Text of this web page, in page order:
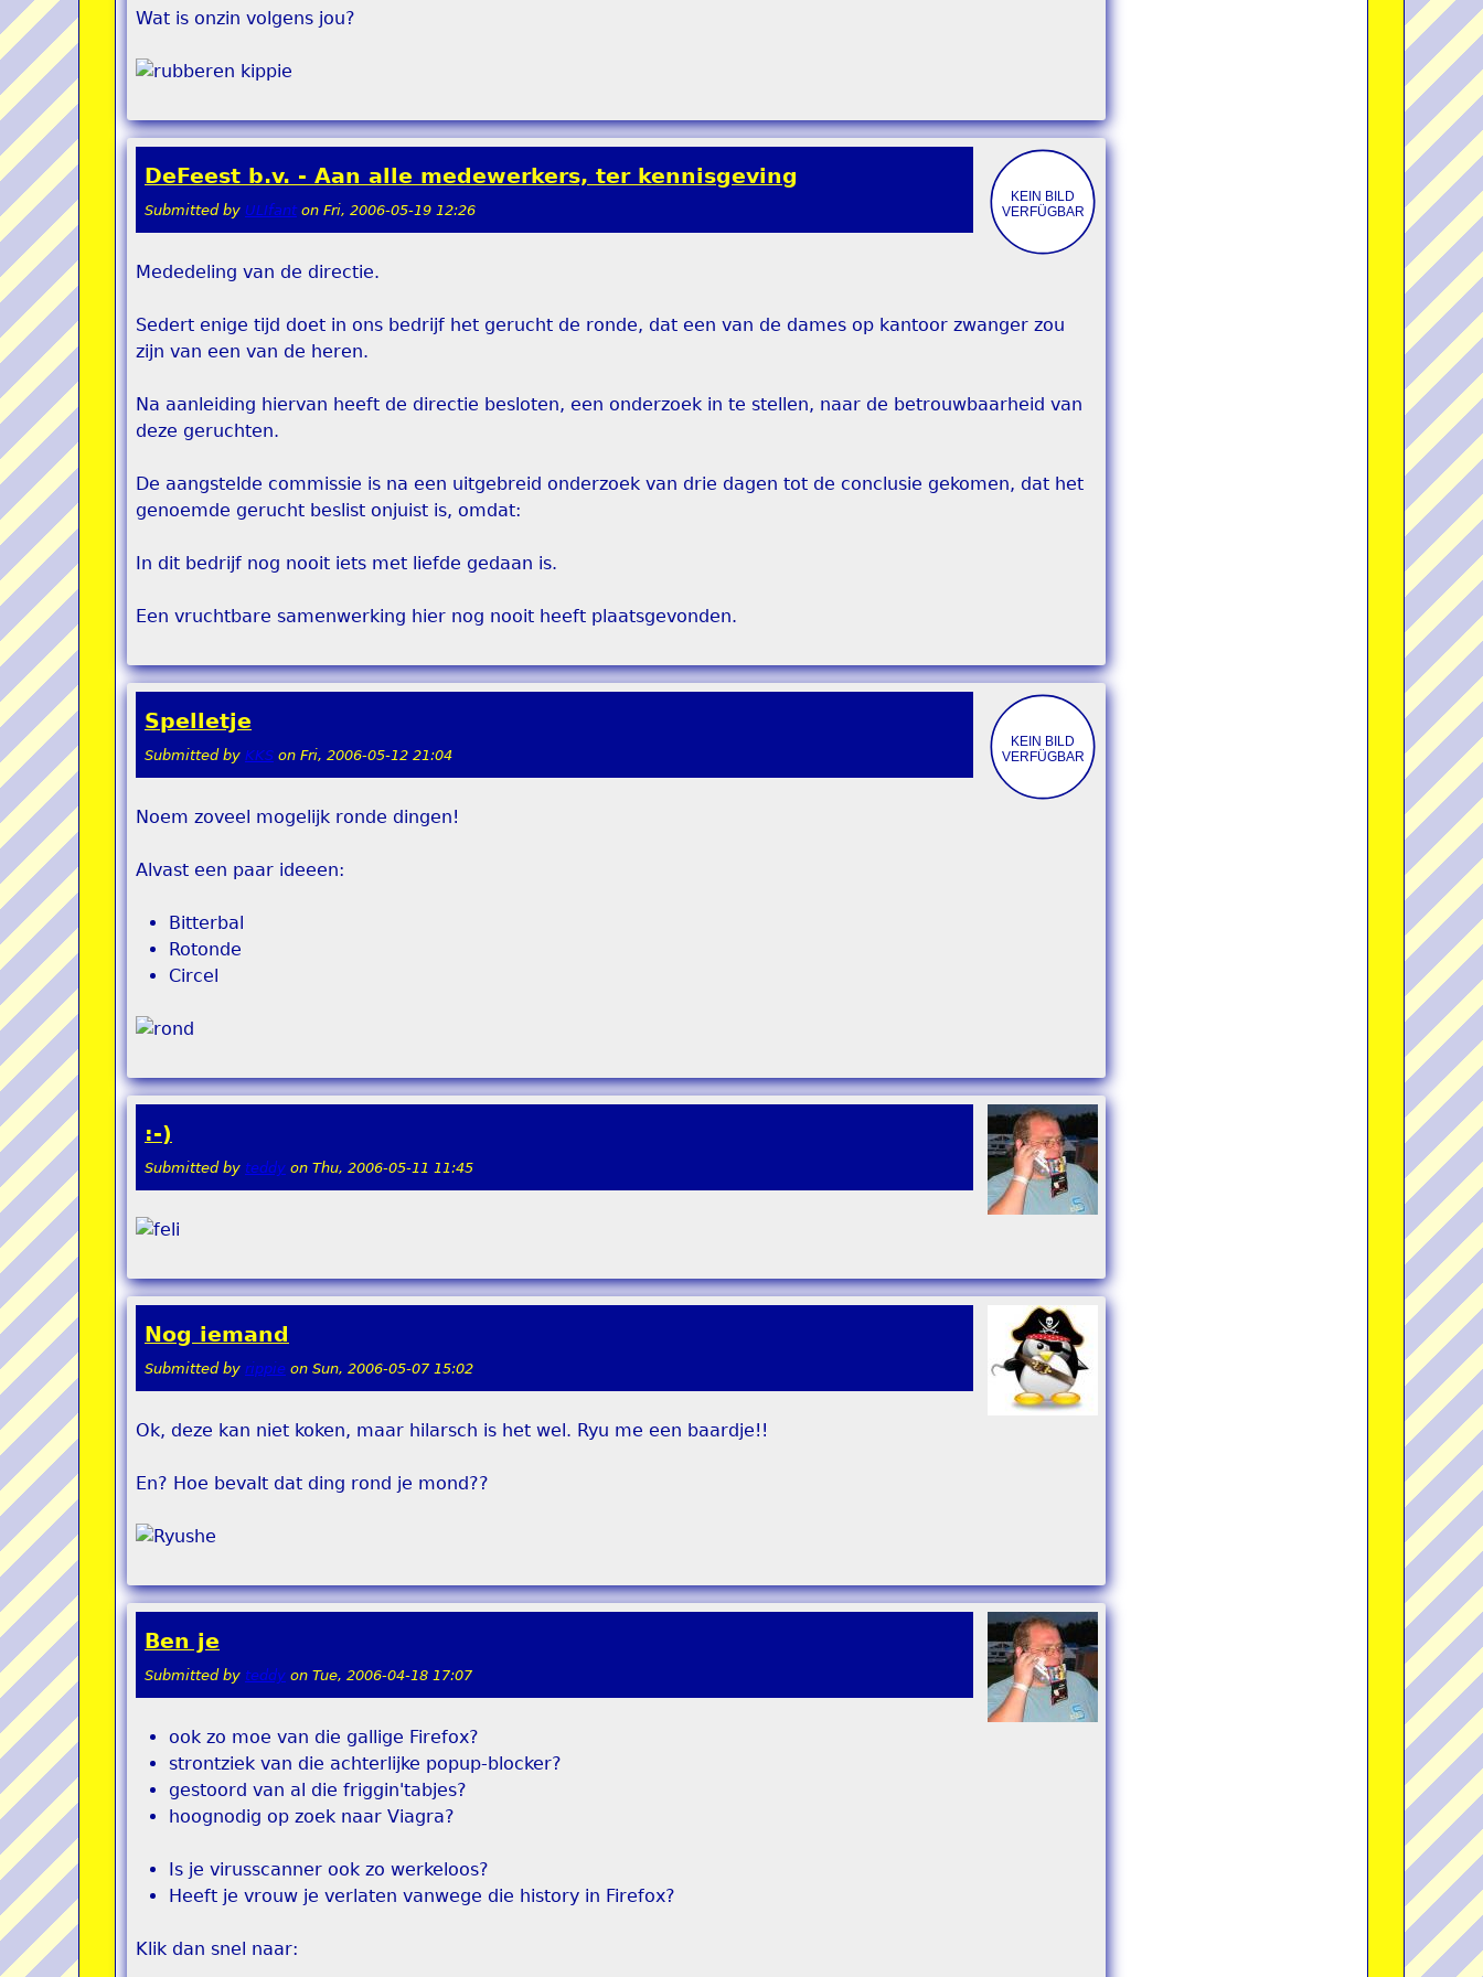
Wat is onzin volgens jou?
DeFeest b.v. - Aan alle medewerkers, ter kennisgeving
Submitted by ULIfanton Fri, 2006-05-19 12:26
Mededeling van de directie.
Sedert enige tijd doet in ons bedrijf het gerucht de ronde, dat een van de dames op kantoor zwanger zou
zijn van een van de heren.
Na aanleiding hiervan heeft de directie besloten, een onderzoek in te stellen, naar de betrouwbaarheid van
deze geruchten.
De aangstelde commissie is na een uitgebreid onderzoek van drie dagen tot de conclusie gekomen, dat het
genoemde gerucht beslist onjuist is, omdat:
In dit bedrijf nog nooit iets met liefde gedaan is.
Een vruchtbare samenwerking hier nog nooit heeft plaatsgevonden.
Spelletje
Submitted by KKS on Fri, 2006-05-12 21:04
Noem zoveel mogelijk ronde dingen!
Alvast een paar ideeen:
Bitterbal
Rotonde
Circel
:-)
Submitted by teddy on Thu, 2006-05-11 11:45
Nog iemand
Submitted by rippie on Sun, 2006-05-07 15:02
Ok, deze kan niet koken, maar hilarsch is het wel. Ryu me een baardje!!
En? Hoe bevalt dat ding rond je mond??
Ben je
Submitted by teddy on Tue, 2006-04-18 17:07
ook zo moe van die gallige Firefox?
strontziek van die achterlijke popup-blocker?
gestoord van al die friggin'tabjes?
hoognodig op zoek naar Viagra?
Is je virusscanner ook zo werkeloos?
Heeft je vrouw je verlaten vanwege die history in Firefox?
Klik dan snel naar: